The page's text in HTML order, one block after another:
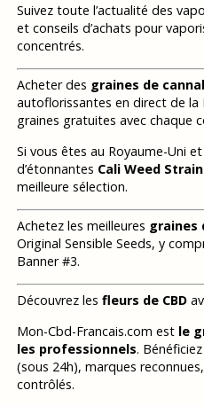
Suivez toute l’actualité des
et conseils d’achats pour
concentrés.
Acheter des graines de
autoflorissantes en direct de la
graines gratuites avec chaque
Si vous êtes au Royaume-Uni
d’étonnantes Cali Weed
meilleure sélection.
Achetez les meilleures graines
Original Sensible Seeds, y
Banner #3.
Découvrez les fleurs de CBD
Mon-Cbd-Francais.com est le
les professionnels.
(sous 24h), marques
contrôlés.